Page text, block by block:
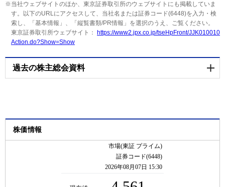
株価情報
配当金について
株式の諸手続について
社債情報/格付情報
電子公告
株主総会
株価情報
当社ウェブサイトのほか、東京証券取引所のウェブサイトにも掲載していま
す。以下のURLにアクセスして、当社名または証券コード(6448)を入力・検
索し、「基本情報」、「縦覧書類/PR情報」を選択のうえ、ご覧ください。
東京証券取引所ウェブサイト： https://www2.jpx.co.jp/tseHpFront/JJK010010
Action.do?Show=Show
過去の株主総会資料
第133回定時株主総会 議決権行使結果 [PDF/67KB]
第133回定時株主総会招集ご通知 [PDF/2.9MB]